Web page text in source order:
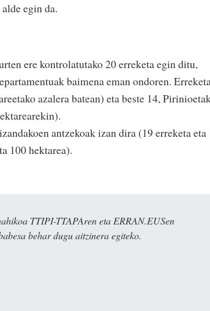
egin da.
ere kontrolatutako 20 erreketa egin ditu,
baimena eman ondoren.
azalera batean) eta beste 14,
antzekoak izan dira (19 erreketa eta
100 hektarea).
TTIPI-TTAPAren eta ERRAN.EUSen
behar dugu aitzinera egiteko.